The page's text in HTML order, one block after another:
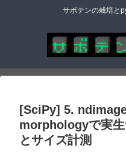
サボテンの栽培と
[SciPy] 5.
morphologyで実
とサイズ計測